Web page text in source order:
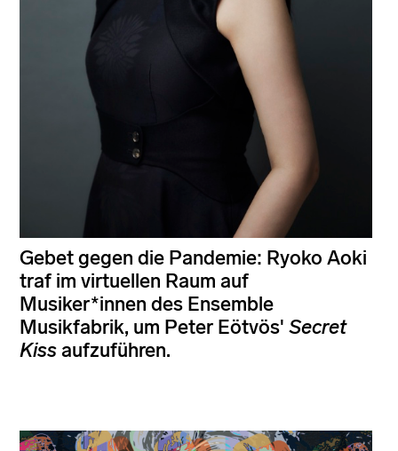
Gebet gegen die Pandemie: Ryoko Aoki
traf im virtuellen Raum auf
Musiker*innen des Ensemble
Musikfabrik, um Peter Eötvös' Secret
Kiss aufzuführen.